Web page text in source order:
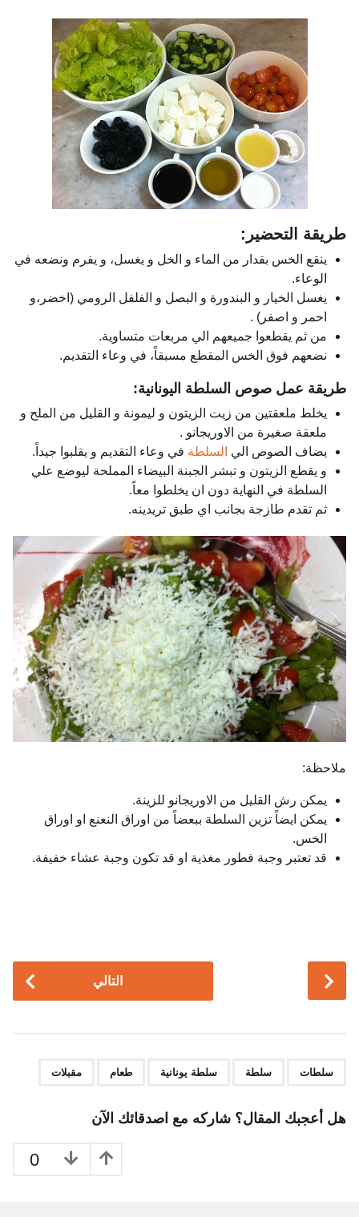
طريقة التحضير:
ينقع الخس بقدار من الماء و الخل و يغسل، و يفرم ونضعه في
الوعاء.
يغسل الخيار و البندورة و البصل و الفلفل الرومي (اخضر،و
احمر و اصفر) .
من ثم يقطعوا جميعهم الي مربعات متساوية.
نضعهم فوق الخس المقطع مسبقاً، في وعاء التقديم.
طريقة عمل صوص السلطة اليونانية:
يخلط ملعقتين من زيت الزيتون و ليمونة و القليل من الملح و
ملعقة صغيرة من الاوريجانو .
يضاف الصوص الي السلطة في وعاء التقديم و يقلبوا جيداً.
و يقطع الزيتون و تبشر الجبنة البيضاء المملحة ليوضع علي
السلطة في النهاية دون ان يخلطوا معاً.
ثم تقدم طازجة بجانب اي طبق تريدينه.
ملاحظة:
يمكن رش القليل من الاوريجانو للزينة.
يمكن ايضاً تزين السلطة ببعضاً من اوراق النعنع او اوراق
الخس.
قد تعتبر وجبة فطور مغذية او قد تكون وجبة عشاء خفيفة.
i
التالي
سلطات سلطة سلطة يونانية طعام مقبلات
هل أعجبك المقال؟ شاركه مع اصدقائك الآن
0